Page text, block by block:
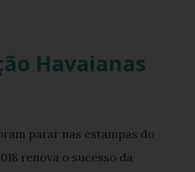
Havaianas
parar nas estampas do
renova o sucesso da